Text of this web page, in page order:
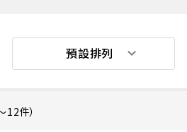
12件）
預設排列